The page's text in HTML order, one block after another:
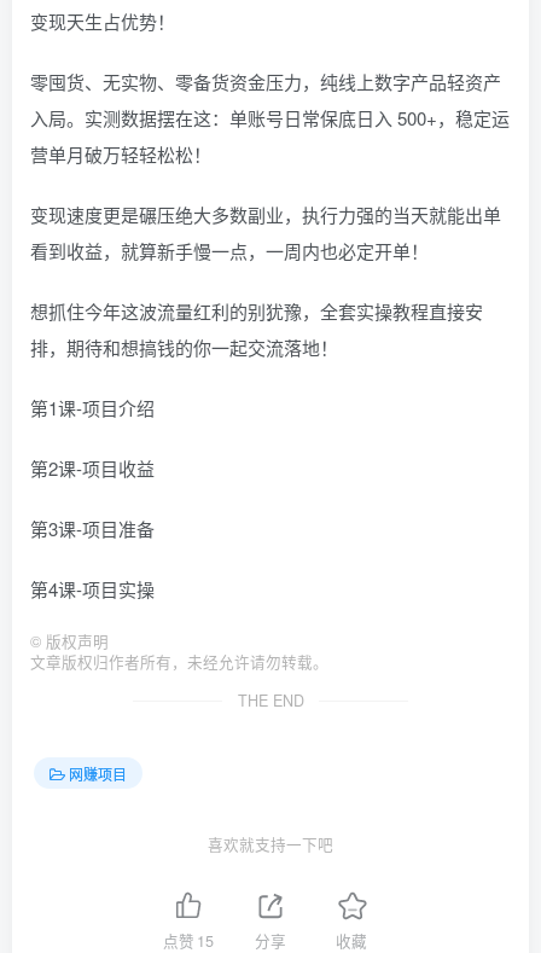
变现天生占优势！
零囤货、无实物、零备货资金压力，纯线上数字产品轻资产
入局。实测数据摆在这：单账号日常保底日入 500+，稳定运
营单月破万轻轻松松！
变现速度更是碾压绝大多数副业，执行力强的当天就能出单
看到收益，就算新手慢一点，一周内也必定开单！
想抓住今年这波流量红利的别犹豫，全套实操教程直接安
排，期待和想搞钱的你一起交流落地！
第1课-项目介绍
第2课-项目收益
第3课-项目准备
第4课-项目实操
© 版权声明
文章版权归作者所有，未经允许请勿转载。
THE END
网赚项目
喜欢就支持一下吧
点赞 15 分享 收藏